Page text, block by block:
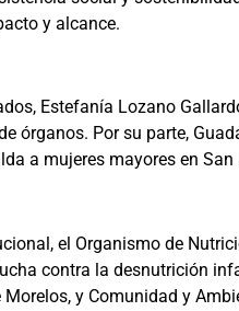
y alcance.
Estefanía Lozano
órganos. Por su parte,
a mujeres mayores en
el Organismo de
contra la desnutrición
Morelos, y Comunidad y